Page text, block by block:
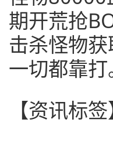
期开荒抢
击杀怪物获
一切都靠打
【资讯标